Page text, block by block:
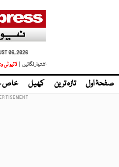
06, 2026
اشتہار لگائیں |
لائیو ٹی
صفحۂ اول تازہ ترین کھیل خاص